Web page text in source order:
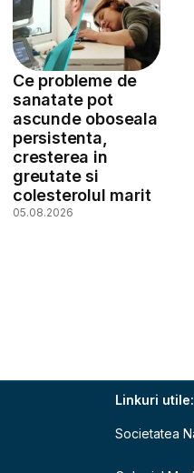
Ce probleme de
sanatate pot
ascunde oboseala
persistenta,
cresterea in
greutate si
colesterolul marit
05.08.2026
Linkuri utile:
Societatea